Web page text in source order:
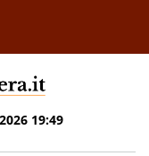
19:49